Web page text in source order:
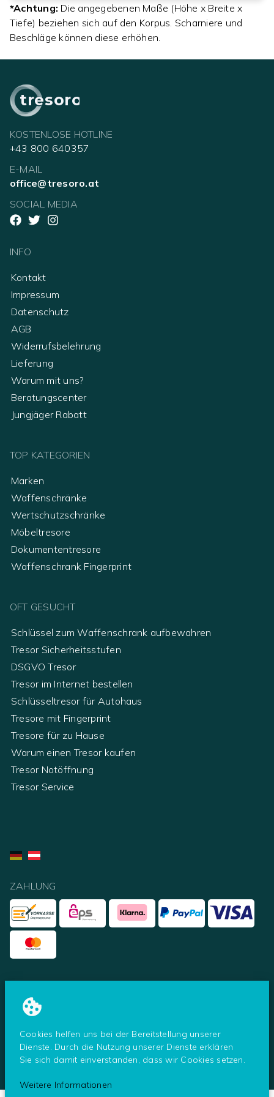
*Achtung: Die angegebenen Maße (Höhe x Breite x
Tiefe) beziehen sich auf den Korpus. Scharniere und
Beschläge können diese erhöhen.
Cookies helfen uns bei der Bereitstellung unserer
Dienste. Durch die Nutzung unserer Dienste erklären
Sie sich damit einverstanden, dass wir Cookies setzen.
Weitere Informationen
tresoro
KOSTENLOSE HOTLINE
+43 800 640357
E-MAIL
office@tresoro.at
SOCIAL MEDIA
INFO
Kontakt
Impressum
Datenschutz
AGB
Widerrufsbelehrung
Lieferung
Warum mit uns?
Beratungscenter
Jungjäger Rabatt
TOP KATEGORIEN
Marken
Waffenschränke
Wertschutzschränke
Möbeltresore
Dokumententresore
Waffenschrank Fingerprint
OFT GESUCHT
Schlüssel zum Waffenschrank aufbewahren
Tresor Sicherheitsstufen
DSGVO Tresor
Tresor im Internet bestellen
Schlüsseltresor für Autohaus
Tresore mit Fingerprint
Tresore für zu Hause
Warum einen Tresor kaufen
Tresor Notöffnung
Tresor Service
ZAHLUNG
UNSERE PARTNER
© Tresoro - ein Shop der Secureo GmbH 2026